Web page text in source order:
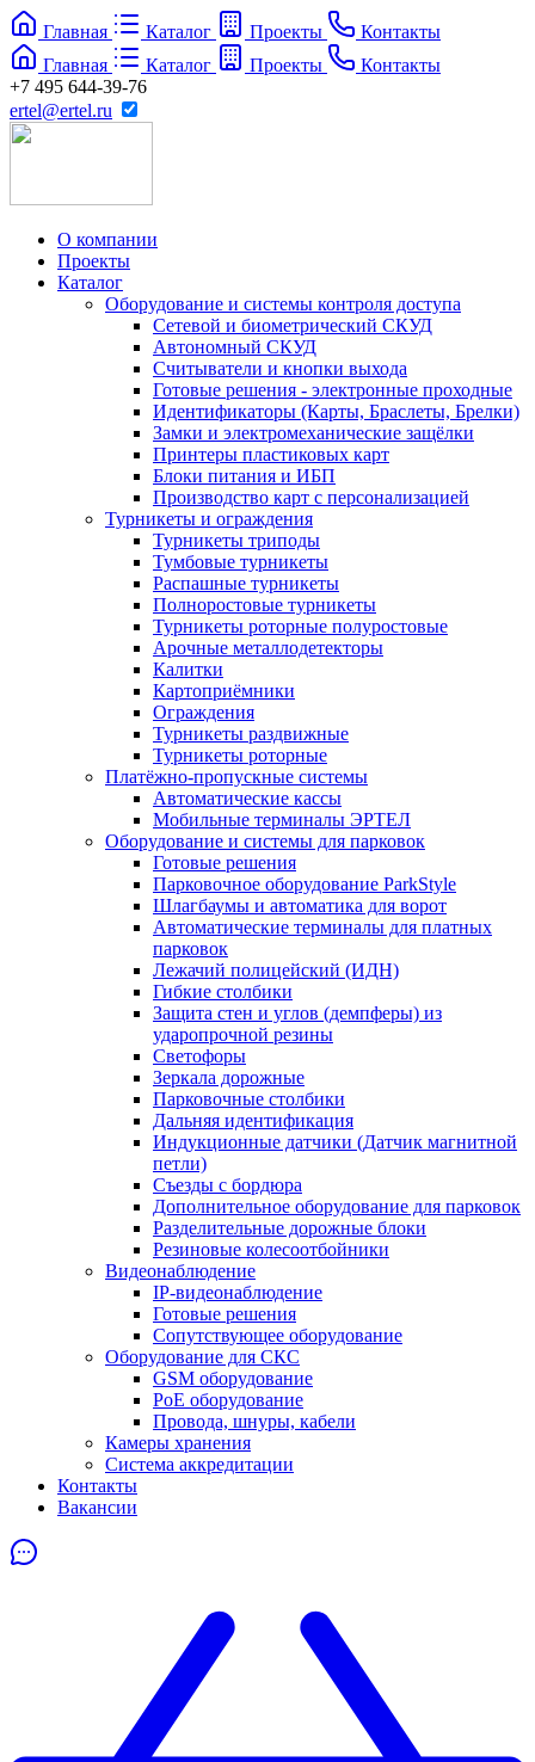
Главная Каталог Проекты
Контакты
Главная
Каталог Проекты
Контакты
+7 495 644-39-76
ertel@ertel.ru
О компании
Проекты
Каталог
Оборудование и системы контроля доступа
Сетевой и биометрический СКУД
Автономный СКУД
Считыватели и кнопки выхода
Готовые решения - электронные проходные
Идентификаторы (Карты, Браслеты, Брелки)
Замки и электромеханические защёлки
Принтеры пластиковых карт
Блоки питания и ИБП
Производство карт с персонализацией
Турникеты и ограждения
Турникеты триподы
Тумбовые турникеты
Распашные турникеты
Полноростовые турникеты
Турникеты роторные полуростовые
Арочные металлодетекторы
Калитки
Картоприёмники
Ограждения
Турникеты раздвижные
Турникеты роторные
Платёжно-пропускные системы
Автоматические кассы
Мобильные терминалы ЭРТЕЛ
Оборудование и системы для парковок
Готовые решения
Парковочное оборудование ParkStyle
Шлагбаумы и автоматика для ворот
Автоматические терминалы для платных
парковок
Лежачий полицейский (ИДН)
Гибкие столбики
Защита стен и углов (демпферы) из
ударопрочной резины
Светофоры
Зеркала дорожные
Парковочные столбики
Дальняя идентификация
Индукционные датчики (Датчик магнитной
петли)
Съезды с бордюра
Дополнительное оборудование для парковок
Разделительные дорожные блоки
Резиновые колесоотбойники
Видеонаблюдение
IP-видеонаблюдение
Готовые решения
Сопутствующее оборудование
Оборудование для СКС
GSM оборудование
PoE оборудование
Провода, шнуры, кабели
Камеры хранения
Система аккредитации
Контакты
Вакансии